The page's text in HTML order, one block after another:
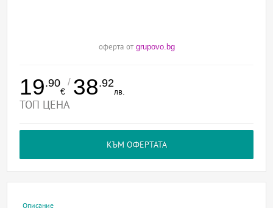
оферта от grupovo.bg
19.90
€
/ 38.92
лв.
ТОП ЦЕНА
КЪМ ОФЕРТАТА
Описание